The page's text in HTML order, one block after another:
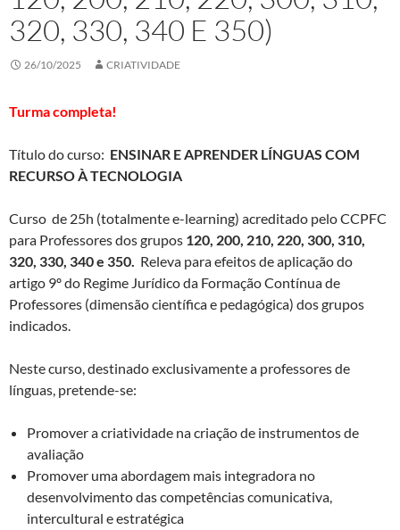
320, 330, 340 E 350)
26/10/2025 CRIATIVIDADE
Turma completa!
Título do curso: ENSINAR E APRENDER LÍNGUAS COM
RECURSO À TECNOLOGIA
Curso de 25h (totalmente e-learning) acreditado pelo CCPFC
para Professores dos grupos 120, 200, 210, 220, 300, 310,
320, 330, 340 e 350. Releva para efeitos de aplicação do
artigo 9º do Regime Jurídico da Formação Contínua de
Professores (dimensão científica e pedagógica) dos grupos
indicados.
Neste curso, destinado exclusivamente a professores de
línguas, pretende-se:
Promover a criatividade na criação de instrumentos de
avaliação
Promover uma abordagem mais integradora no
desenvolvimento das competências comunicativa,
intercultural e estratégica